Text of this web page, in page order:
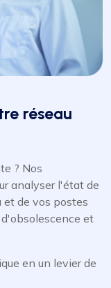
réseau
? Nos
analyser l'état de
et de vos postes
et
en un levier de